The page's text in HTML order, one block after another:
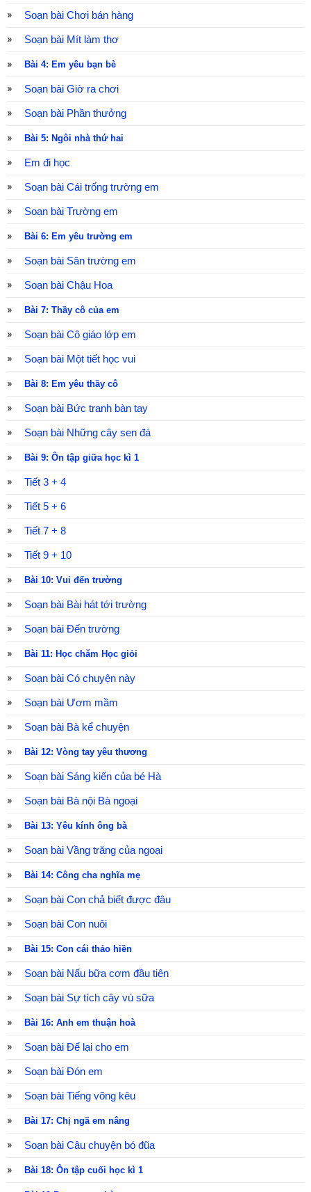
Soạn bài Chơi bán hàng
Soạn bài Mít làm thơ
Bài 4: Em yêu bạn bè
Soạn bài Giờ ra chơi
Soạn bài Phần thưởng
Bài 5: Ngôi nhà thứ hai
Em đi học
Soạn bài Cái trống trường em
Soạn bài Trường em
Bài 6: Em yêu trường em
Soạn bài Sân trường em
Soạn bài Chậu Hoa
Bài 7: Thầy cô của em
Soạn bài Cô giáo lớp em
Soạn bài Một tiết học vui
Bài 8: Em yêu thầy cô
Soạn bài Bức tranh bàn tay
Soạn bài Những cây sen đá
Bài 9: Ôn tập giữa học kì 1
Tiết 3 + 4
Tiết 5 + 6
Tiết 7 + 8
Tiết 9 + 10
Bài 10: Vui đến trường
Soạn bài Bài hát tới trường
Soạn bài Đến trường
Bài 11: Học chăm Học giỏi
Soạn bài Có chuyện này
Soạn bài Ươm mầm
Soạn bài Bà kể chuyện
Bài 12: Vòng tay yêu thương
Soạn bài Sáng kiến của bé Hà
Soạn bài Bà nội Bà ngoại
Bài 13: Yêu kính ông bà
Soạn bài Vầng trăng của ngoại
Bài 14: Công cha nghĩa mẹ
Soạn bài Con chả biết được đâu
Soạn bài Con nuôi
Bài 15: Con cái thảo hiền
Soạn bài Nấu bữa cơm đầu tiên
Soạn bài Sự tích cây vú sữa
Bài 16: Anh em thuận hoà
Soạn bài Để lại cho em
Soạn bài Đón em
Soạn bài Tiếng võng kêu
Bài 17: Chị ngã em nâng
Soạn bài Câu chuyện bó đũa
Bài 18: Ôn tập cuối học kì 1